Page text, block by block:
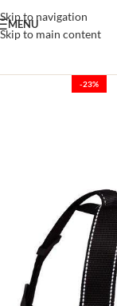
Skip to navigation
Skip to main content
MENU
-23%